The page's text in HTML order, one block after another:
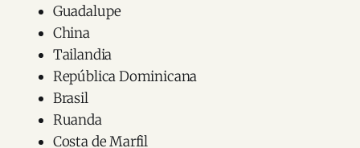
Guadalupe
China
Tailandia
República Dominicana
Brasil
Ruanda
Costa de Marfil